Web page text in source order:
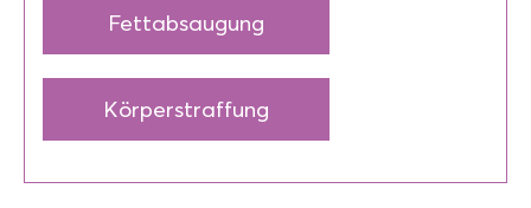
Fettabsaugung
Körperstraffung